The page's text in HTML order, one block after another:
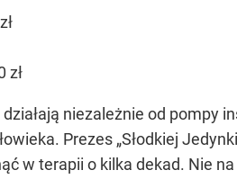
zł
niezależnie od pompy
Prezes „Słodkiej
w terapii o kilka dekad. Nie